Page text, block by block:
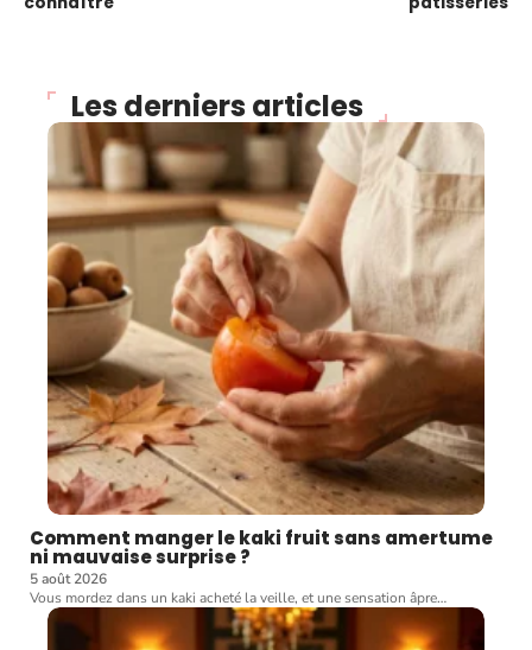
Les derniers articles
Comment manger le kaki fruit sans amertume
ni mauvaise surprise ?
5 août 2026
Vous mordez dans un kaki acheté la veille, et une sensation âpre…